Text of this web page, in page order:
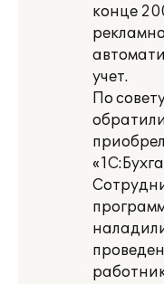
конце
учет.
По